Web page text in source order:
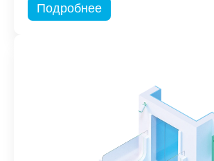
Подробнее